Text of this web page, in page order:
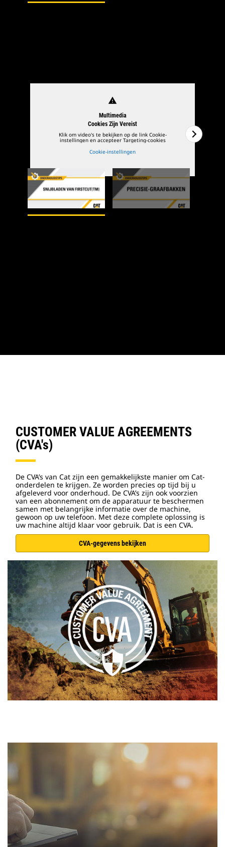
warning
Multimedia
Cookies Zijn Vereist
Klik om video's te bekijken op de link Cookie-
instellingen en accepteer Targeting-cookies
Cookie-instellingen
CUSTOMER VALUE AGREEMENTS
(CVA's)
De CVA’s van Cat zijn een gemakkelijkste manier om Cat-
onderdelen te krijgen. Ze worden precies op tijd bij u
afgeleverd voor onderhoud. De CVA’s zijn ook voorzien
van een abonnement om de apparatuur te beschermen
samen met belangrijke informatie over de machine,
gewoon op uw telefoon. Met deze complete oplossing is
uw machine altijd klaar voor gebruik. Dat is een CVA.
CVA-gegevens bekijken